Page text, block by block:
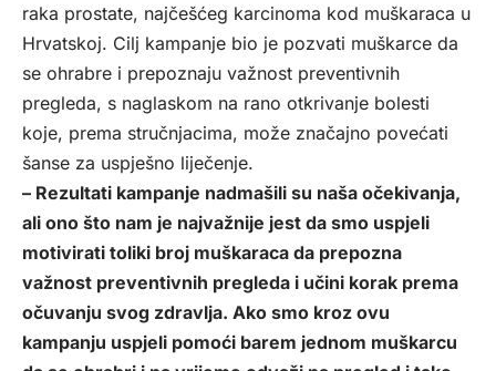
raka prostate, najčešćeg karcinoma kod muškaraca u
Hrvatskoj. Cilj kampanje bio je pozvati muškarce da
se ohrabre i prepoznaju važnost preventivnih
pregleda, s naglaskom na rano otkrivanje bolesti
koje, prema stručnjacima, može značajno povećati
šanse za uspješno liječenje.
– Rezultati kampanje nadmašili su naša očekivanja,
ali ono što nam je najvažnije jest da smo uspjeli
motivirati toliki broj muškaraca da prepozna
važnost preventivnih pregleda i učini korak prema
očuvanju svog zdravlja. Ako smo kroz ovu
kampanju uspjeli pomoći barem jednom muškarcu